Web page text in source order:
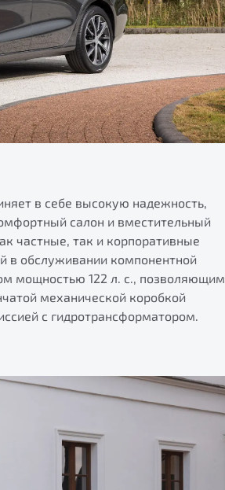
в себе высокую надежность,
салон и вместительный
частные, так и корпоративные
в обслуживании компонентной
мощностью 122 л. с., позволяющим
механической коробкой
с гидротрансформатором.